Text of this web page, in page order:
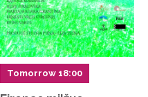
Tomorrow 18:00